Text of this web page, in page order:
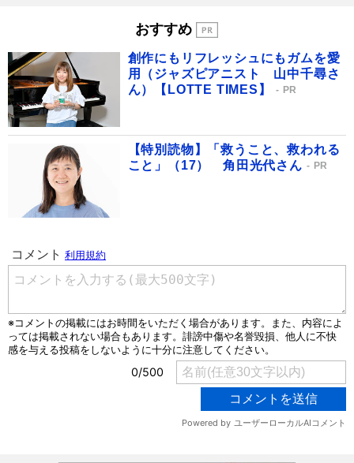
おすすめ
創作にもリフレッシュにもガムを愛
用（ジャズピアニスト 山中千尋さ
ん）【LOTTE TIMES】
PR
【特別読物】「救うこと、救われる
こと」（17） 角田光代さん
PR